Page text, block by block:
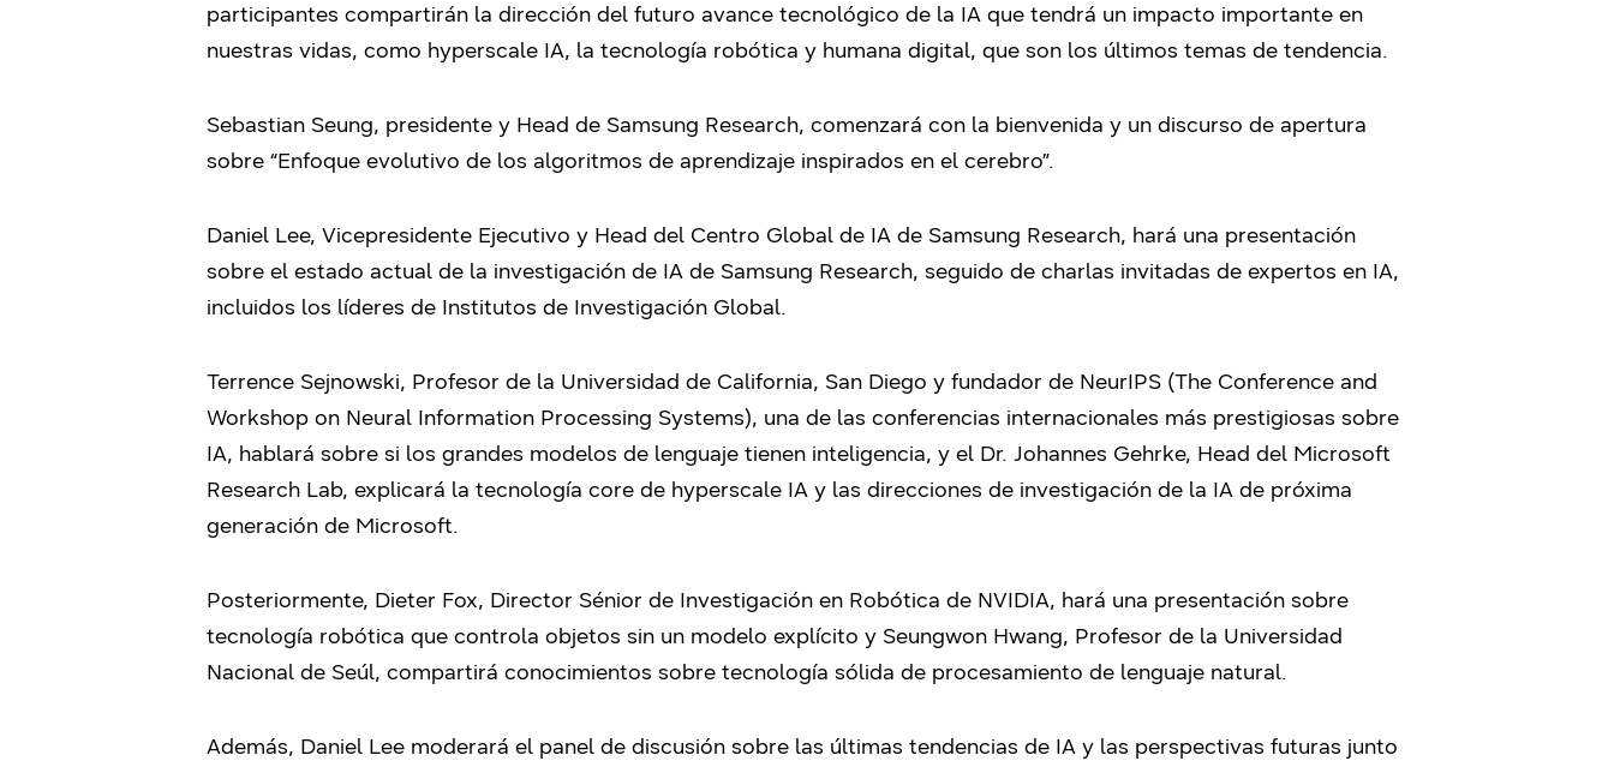
participantes compartirán la dirección del futuro avance tecnológico de la IA que tendrá un impacto importante en
nuestras vidas, como hyperscale IA, la tecnología robótica y humana digital, que son los últimos temas de tendencia.
Sebastian Seung, presidente y Head de Samsung Research, comenzará con la bienvenida y un discurso de apertura
sobre “Enfoque evolutivo de los algoritmos de aprendizaje inspirados en el cerebro”.
Daniel Lee, Vicepresidente Ejecutivo y Head del Centro Global de IA de Samsung Research, hará una presentación
sobre el estado actual de la investigación de IA de Samsung Research, seguido de charlas invitadas de expertos en IA,
incluidos los líderes de Institutos de Investigación Global.
Terrence Sejnowski, Profesor de la Universidad de California, San Diego y fundador de NeurIPS (The Conference and
Workshop on Neural Information Processing Systems), una de las conferencias internacionales más prestigiosas sobre
IA, hablará sobre si los grandes modelos de lenguaje tienen inteligencia, y el Dr. Johannes Gehrke, Head del Microsoft
Research Lab, explicará la tecnología core de hyperscale IA y las direcciones de investigación de la IA de próxima
generación de Microsoft.
Posteriormente, Dieter Fox, Director Sénior de Investigación en Robótica de NVIDIA, hará una presentación sobre
tecnología robótica que controla objetos sin un modelo explícito y Seungwon Hwang, Profesor de la Universidad
Nacional de Seúl, compartirá conocimientos sobre tecnología sólida de procesamiento de lenguaje natural.
Además, Daniel Lee moderará el panel de discusión sobre las últimas tendencias de IA y las perspectivas futuras junto